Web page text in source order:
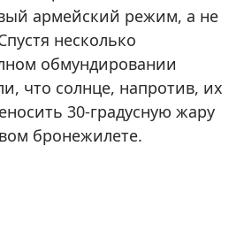
армейский режим, а не
несколько
обмундировании
что солнце, напротив, их
30-градусную жару
бронежилете.